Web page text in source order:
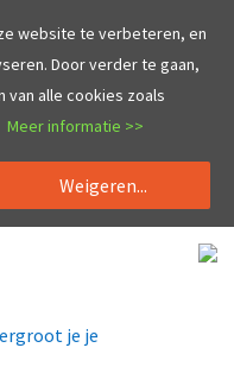
website te verbeteren, en
Door verder te gaan,
alle cookies zoals
Meer informatie >>
Weigeren...